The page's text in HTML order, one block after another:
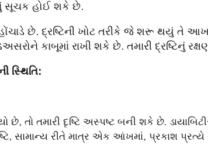
સૂચક હોઈ શકે છે.
છે. દ્રષ્ટિની ખોટ તરીકે જે શરૂ થયું તે
કાબૂમાં રાખી શકે છે. તમારી દ્રષ્ટિનું
સ્થિતિ:
છે, તો તમારી દૃષ્ટિ અસ્પષ્ટ બની શકે છે.
સામાન્ય રીતે માત્ર એક આંખમાં, પ્રકાશ